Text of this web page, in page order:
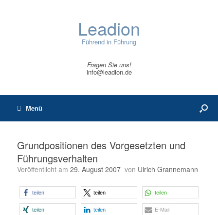
Leadion
Führend in Führung
Fragen Sie uns!
info@leadion.de
Menü
Grundpositionen des Vorgesetzten und
Führungsverhalten
Veröffentlicht am 29. August 2007 von Ulrich Grannemann
teilen teilen teilen
teilen teilen E-Mail